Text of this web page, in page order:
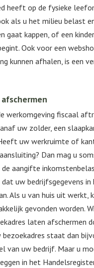
heeft op de fysieke
als u het milieu belast
gaat kappen, of een
Ook voor een
kunnen afhalen, is een
werkomgeving fiscaal
uw zolder, een
uw werkruimte of
Dan mag u
aangifte
dat uw bedrijfsgegevens in
Als u van huis uit werkt,
gevonden worden.
laten afschermen
bezoekadres staat dan
van uw bedrijf. Maar u
in het